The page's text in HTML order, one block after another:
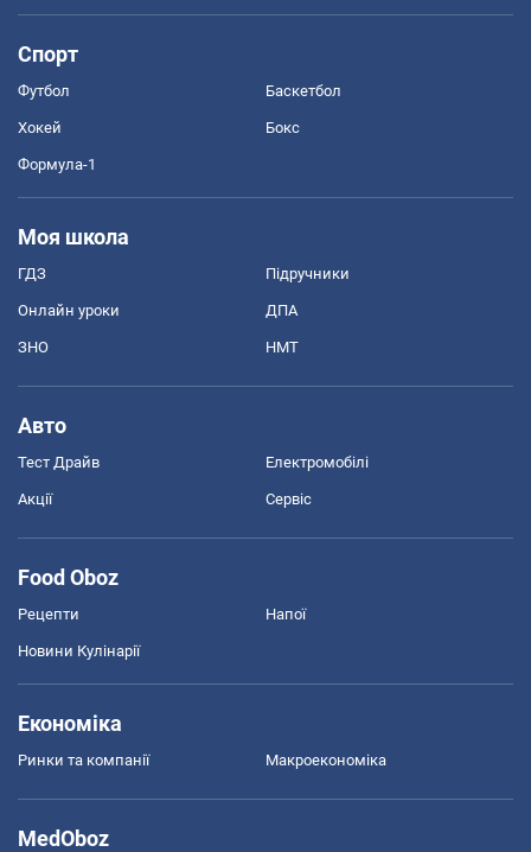
Спорт
Футбол Баскетбол
Хокей Бокс
Формула-1
Моя школа
ГДЗ Підручники
Онлайн уроки ДПА
ЗНО НМТ
Авто
Тест Драйв Електромобілі
Акції Сервіс
Food Oboz
Рецепти Напої
Новини Кулінарії
Економіка
Ринки та компанії Макроекономіка
MedOboz